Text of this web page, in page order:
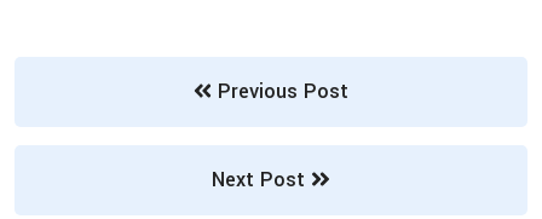
Previous Post
Next Post